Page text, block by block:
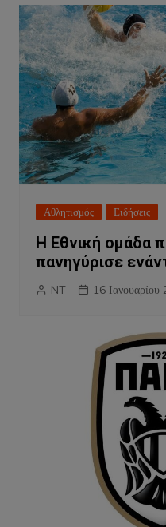
Αθλητισμός Ειδήσεις
Η Εθνική ομάδα
πανηγύρισε
NT 16